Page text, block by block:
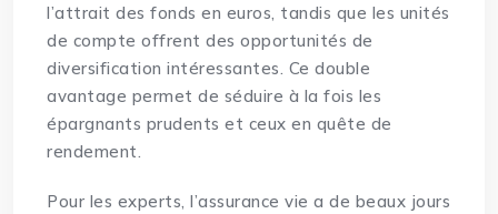
l’attrait des fonds en euros, tandis que les unités
de compte offrent des opportunités de
diversification intéressantes. Ce double
avantage permet de séduire à la fois les
épargnants prudents et ceux en quête de
rendement.
Pour les experts, l’assurance vie a de beaux jours